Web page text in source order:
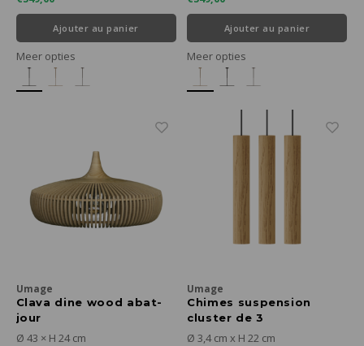
Ajouter au panier
Meer opties
Ajouter au panier
Meer opties
Umage
Clava dine wood abat-
jour
Ø 43 × H 24 cm
Umage
Chimes suspension
cluster de 3
Ø 3,4 cm x H 22 cm